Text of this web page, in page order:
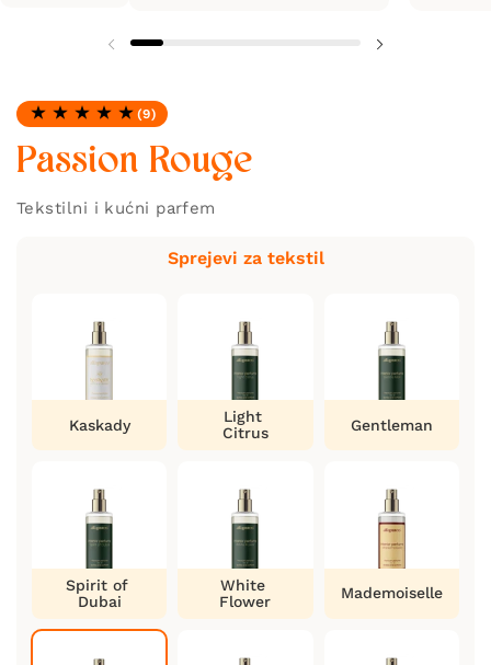
Ocjena: 4.78 od 5
(9)
Passion Rouge
Tekstilni i kućni parfem
Sprejevi za tekstil
Kaskady
Light
Citrus
Gentleman
Spirit of
Dubai
White
Flower
Mademoiselle